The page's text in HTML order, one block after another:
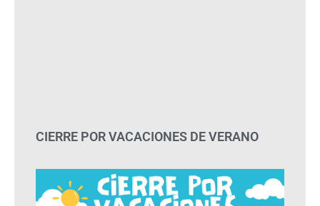
CIERRE POR VACACIONES DE VERANO